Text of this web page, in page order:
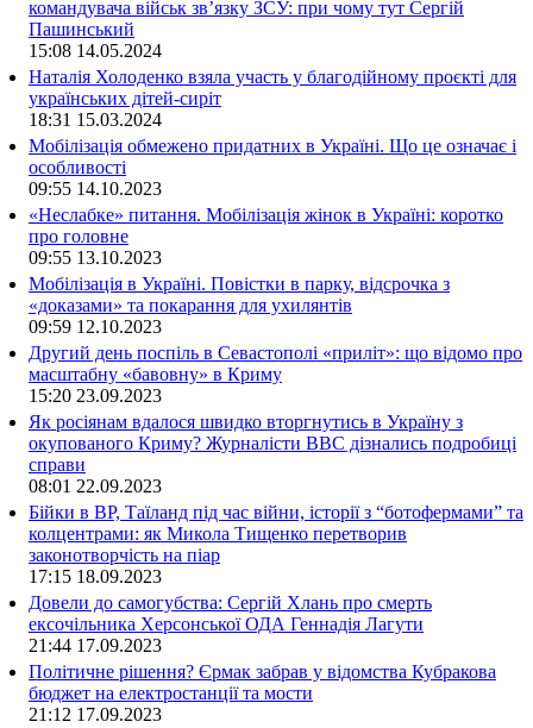
командувача військ зв’язку ЗСУ: при чому тут Сергій
Пашинський
15:08 14.05.2024
Наталія Холоденко взяла участь у благодійному проєкті для
українських дітей-сиріт
18:31 15.03.2024
Мобілізація обмежено придатних в Україні. Що це означає і
особливості
09:55 14.10.2023
«Неслабке» питання. Мобілізація жінок в Україні: коротко
про головне
09:55 13.10.2023
Мобілізація в Україні. Повістки в парку, відсрочка з
«доказами» та покарання для ухилянтів
09:59 12.10.2023
Другий день поспіль в Севастополі «приліт»: що відомо про
масштабну «бавовну» в Криму
15:20 23.09.2023
Як росіянам вдалося швидко вторгнутись в Україну з
окупованого Криму? Журналісти ВВС дізнались подробиці
справи
08:01 22.09.2023
Бійки в ВР, Таїланд під час війни, історії з “ботофермами” та
колцентрами: як Микола Тищенко перетворив
законотворчість на піар
17:15 18.09.2023
Довели до самогубства: Сергій Хлань про смерть
ексочільника Херсонської ОДА Геннадія Лагути
21:44 17.09.2023
Політичне рішення? Єрмак забрав у відомства Кубракова
бюджет на електростанції та мости
21:12 17.09.2023